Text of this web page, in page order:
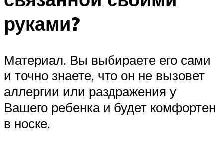
руками?
Материал. Вы выбираете его сами
и точно знаете, что он не вызовет
аллергии или раздражения у
Вашего ребенка и будет комфортен
в носке.